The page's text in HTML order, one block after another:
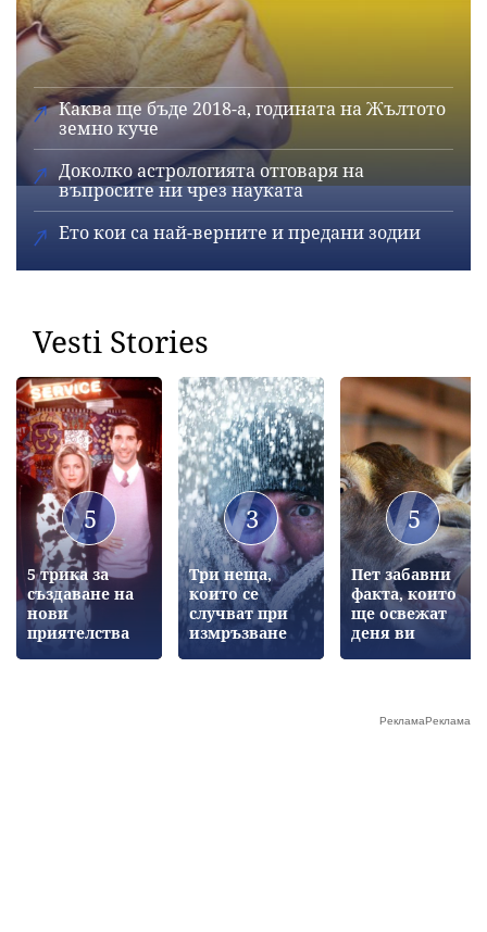
Каква ще бъде 2018-а, годината на Жълтото
земно куче
Доколко астрологията отговаря на
въпросите ни чрез науката
Ето кои са най-верните и предани зодии
Vesti Stories
5
5 трика за
създаване на
нови
приятелства
3
Три неща,
които се
случват при
измръзване
5
Пет забавни
факта, които
ще освежат
деня ви